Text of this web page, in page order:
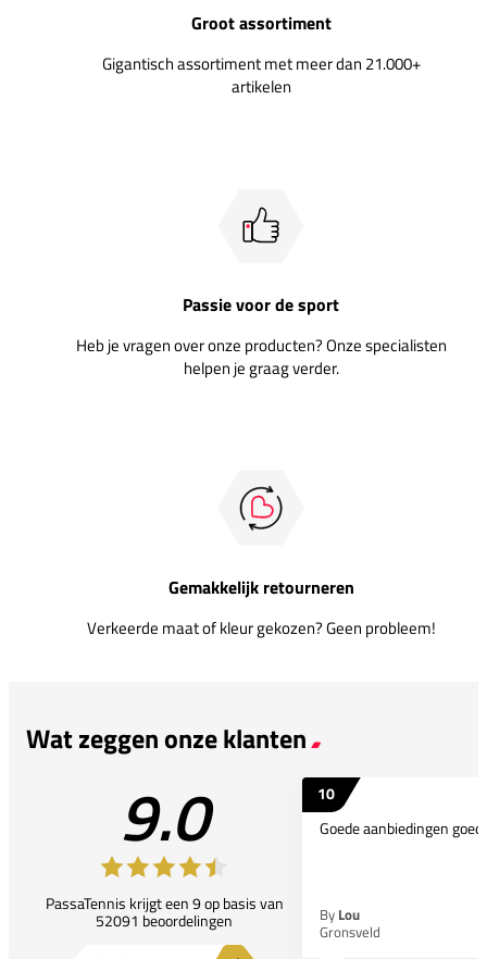
Groot assortiment
Gigantisch assortiment met meer dan 21.000+
artikelen
Passie voor de sport
Heb je vragen over onze producten? Onze specialisten
helpen je graag verder.
Gemakkelijk retourneren
Verkeerde maat of kleur gekozen? Geen probleem!
Wat zeggen onze klanten
9.0
PassaTennis krijgt een 9 op basis van
52091 beoordelingen
10
Goede aanbiedingen
By Lou
Gronsveld